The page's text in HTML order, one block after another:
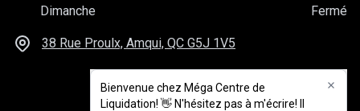
Bienvenue chez Méga Centre de
Liquidation! 👋 N'hésitez pas à m'écrire! Il
Dimanche
Fermé
38 Rue Proulx, Amqui, QC G5J 1V5